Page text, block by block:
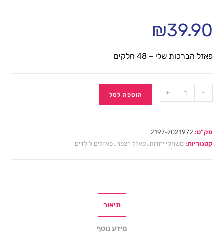
₪39.90
פאזל הברכות שלי – 48 חלקים
-
+ הוספה לסל
מק"ט: 2197-7021972
קטגוריות: משחקי יהדות,פאזל רצפה,פאזלים לילדים
תיאור
מידע נוסף